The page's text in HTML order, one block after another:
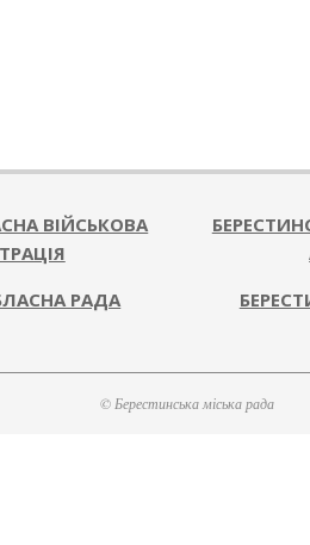
ВІЙСЬКОВА
РАДА
© Берестинська міська рада